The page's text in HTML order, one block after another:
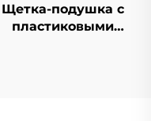
Щетка-подушка с
пластиковыми